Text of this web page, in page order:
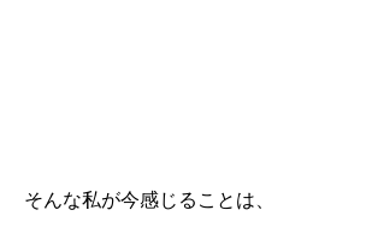
そんな私が今感じることは、